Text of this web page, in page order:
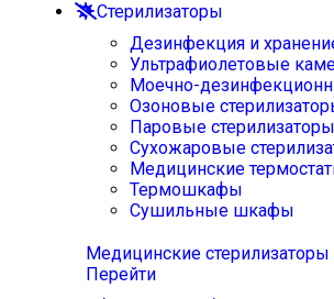
Стерилизаторы
Дезинфекция и
Ультрафиолетовые
Моечно-
Озоновые
Паровые стерилизаторы
Сухожаровые
Медицинские
Термошкафы
Сушильные шкафы
Медицинские стерилизаторы
Перейти